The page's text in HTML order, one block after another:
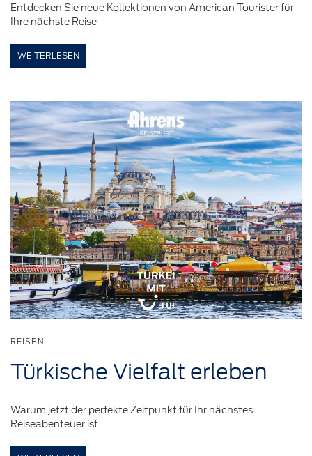
Entdecken Sie neue Kollektionen von American Tourister für
Ihre nächste Reise
WEITERLESEN
REISEN
Türkische Vielfalt erleben
Warum jetzt der perfekte Zeitpunkt für Ihr nächstes
Reiseabenteuer ist